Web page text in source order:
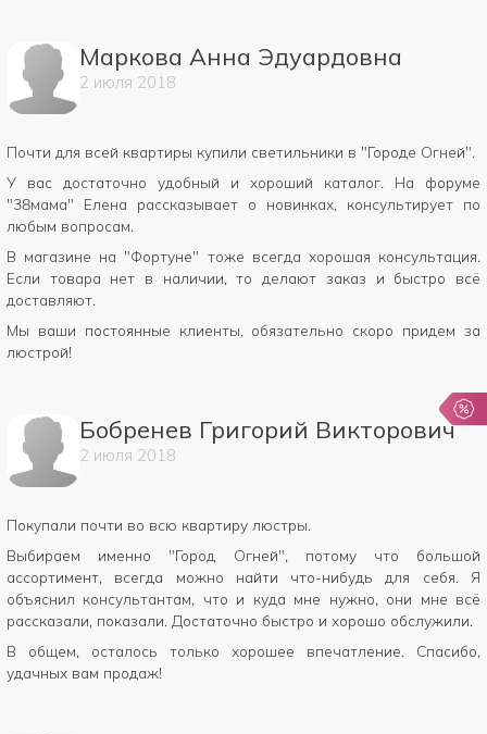
Маркова Анна Эдуардовна
2 июля 2018
Почти для всей квартиры купили светильники в "Городе Огней".
У вас достаточно удобный и хороший каталог. На форуме
"38мама" Елена рассказывает о новинках, консультирует по
любым вопросам.
В магазине на "Фортуне" тоже всегда хорошая консультация.
Если товара нет в наличии, то делают заказ и быстро всё
доставляют.
Мы ваши постоянные клиенты, обязательно скоро придем за
люстрой!
Бобренев Григорий Викторович
2 июля 2018
Покупали почти во всю квартиру люстры.
Выбираем именно "Город Огней", потому что большой
ассортимент, всегда можно найти что-нибудь для себя. Я
объяснил консультантам, что и куда мне нужно, они мне всё
рассказали, показали. Достаточно быстро и хорошо обслужили.
В общем, осталось только хорошее впечатление. Спасибо,
удачных вам продаж!